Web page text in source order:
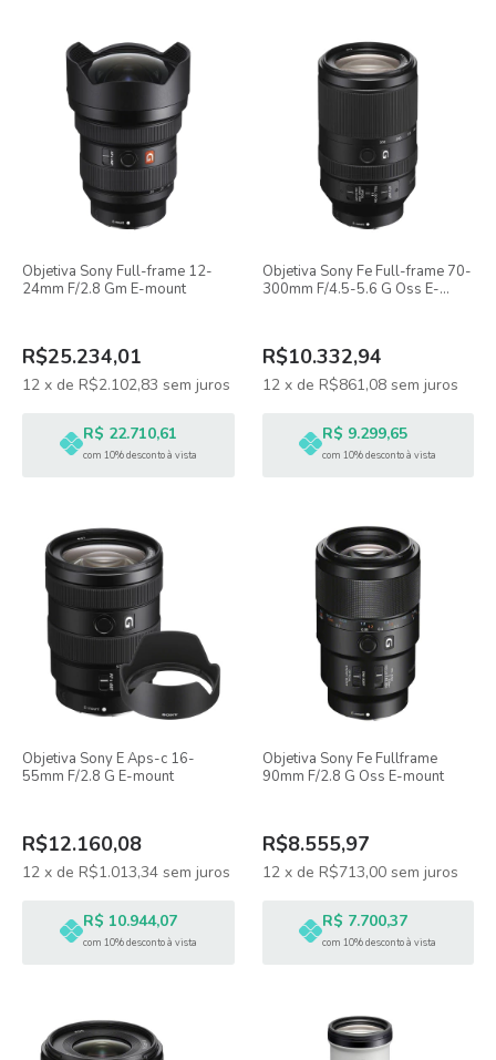
Objetiva Sony Full-frame 12-
24mm F/2.8 Gm E-mount
R$25.234,01
12 x de R$2.102,83 sem juros
R$ 22.710,61
com 10% desconto à vista
Objetiva Sony Fe Full-frame 70-
300mm F/4.5-5.6 G Oss E-
R$10.332,94
12 x de R$861,08 sem juros
R$ 9.299,65
com 10% desconto à vista
Objetiva Sony E Aps-c 16-
55mm F/2.8 G E-mount
R$12.160,08
12 x de R$1.013,34 sem juros
R$ 10.944,07
com 10% desconto à vista
Objetiva Sony Fe Fullframe
90mm F/2.8 G Oss E-mount
R$8.555,97
12 x de R$713,00 sem juros
R$ 7.700,37
com 10% desconto à vista